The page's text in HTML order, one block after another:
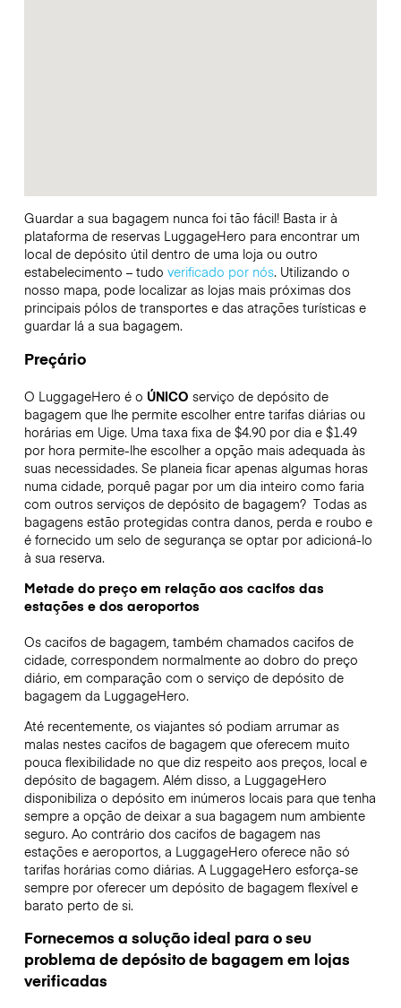
Guardar a sua bagagem nunca foi tão fácil! Basta ir à
plataforma de reservas LuggageHero para encontrar um
local de depósito útil dentro de uma loja ou outro
estabelecimento – tudo verificado por nós. Utilizando o
nosso mapa, pode localizar as lojas mais próximas dos
principais pólos de transportes e das atrações turísticas e
guardar lá a sua bagagem.
Preçário
O LuggageHero é o ÚNICO serviço de depósito de
bagagem que lhe permite escolher entre tarifas diárias ou
horárias em Uige. Uma taxa fixa de $4.90 por dia e $1.49
por hora permite-lhe escolher a opção mais adequada às
suas necessidades. Se planeia ficar apenas algumas horas
numa cidade, porquê pagar por um dia inteiro como faria
com outros serviços de depósito de bagagem? Todas as
bagagens estão protegidas contra danos, perda e roubo e
é fornecido um selo de segurança se optar por adicioná-lo
à sua reserva.
Metade do preço em relação aos cacifos das
estações e dos aeroportos
Os cacifos de bagagem, também chamados cacifos de
cidade, correspondem normalmente ao dobro do preço
diário, em comparação com o serviço de depósito de
bagagem da LuggageHero.
Até recentemente, os viajantes só podiam arrumar as
malas nestes cacifos de bagagem que oferecem muito
pouca flexibilidade no que diz respeito aos preços, local e
depósito de bagagem. Além disso, a LuggageHero
disponibiliza o depósito em inúmeros locais para que tenha
sempre a opção de deixar a sua bagagem num ambiente
seguro. Ao contrário dos cacifos de bagagem nas
estações e aeroportos, a LuggageHero oferece não só
tarifas horárias como diárias. A LuggageHero esforça-se
sempre por oferecer um depósito de bagagem flexível e
barato perto de si.
Fornecemos a solução ideal para o seu
problema de depósito de bagagem em lojas
verificadas